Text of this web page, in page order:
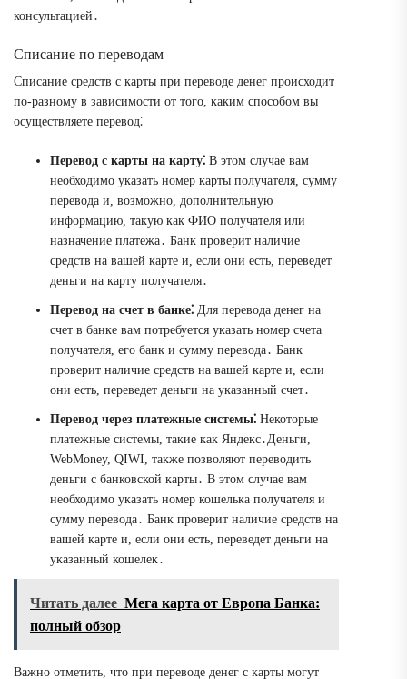
консультацией․
Списание по переводам
Списание средств с карты при переводе денег происходит
по-разному в зависимости от того, каким способом вы
осуществляете перевод⁚
Перевод с карты на карту⁚ В этом случае вам
необходимо указать номер карты получателя, сумму
перевода и, возможно, дополнительную
информацию, такую как ФИО получателя или
назначение платежа․ Банк проверит наличие
средств на вашей карте и, если они есть, переведет
деньги на карту получателя․
Перевод на счет в банке⁚ Для перевода денег на
счет в банке вам потребуется указать номер счета
получателя, его банк и сумму перевода․ Банк
проверит наличие средств на вашей карте и, если
они есть, переведет деньги на указанный счет․
Перевод через платежные системы⁚ Некоторые
платежные системы, такие как Яндекс․Деньги,
WebMoney, QIWI, также позволяют переводить
деньги с банковской карты․ В этом случае вам
необходимо указать номер кошелька получателя и
сумму перевода․ Банк проверит наличие средств на
вашей карте и, если они есть, переведет деньги на
указанный кошелек․
Читать далее Мега карта от Европа Банка:
полный обзор
Важно отметить, что при переводе денег с карты могут